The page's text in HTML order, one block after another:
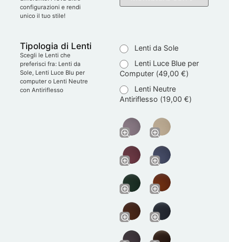
configurazioni e rendi
unico il tuo stile!
Tipologia di Lenti
Scegli le Lenti che
preferisci fra: Lenti da
Sole, Lenti Luce Blu per
computer o Lenti Neutre
con Antiriflesso
Lenti da Sole
Lenti Luce Blue per
Computer (49,00 €)
Lenti Neutre
Antiriflesso (19,00 €)